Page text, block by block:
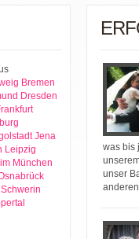
Bremen
Dresden
Jena
Leipzig
München
Schwerin
was bis
unser